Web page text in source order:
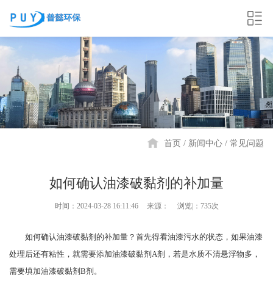
首页 新闻中心 常见问题
如何确认油漆破黏剂的补加量
时间：2024-03-28 16:11:46 来源： 浏览|：735次
如何确认油漆破黏剂的补加量？首先得看油漆污水的状态，如果油漆
处理后还有粘性，就需要添加油漆破黏剂 A剂，若是水质不清悬浮物多，
需要填加油漆破黏剂B剂。